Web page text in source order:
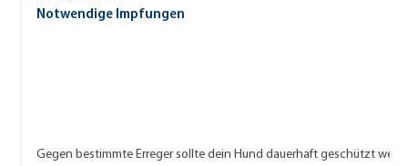
Notwendige Impfungen
Gegen bestimmte Erreger sollte dein Hund dauerhaft geschützt